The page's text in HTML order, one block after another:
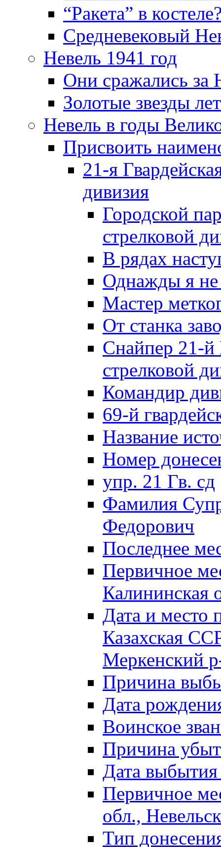
“Ракета” в
Средневековый
Невель 1941 год
Они сражались за
Золотые звезды
Невель в годы
Присвоить
21-я
дивизия
Городской
стрелковой
В рядах
Однажды я
Мастер
От станка
Снайпер 21-й
стрелковой
Командир
69-й
Название
Номер
упр. 21 Гв. сд
Фамилия
Федорович
Последнее
Первичное
Калининская
Дата и
Казахская
Меркенский
Причина
Дата
Воинское
Причина
Дата
Первичное
обл.,
Тип